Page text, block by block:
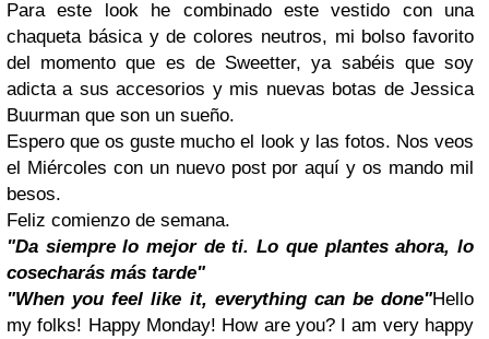
Para este look he combinado este vestido con una
chaqueta básica y de colores neutros, mi bolso favorito
del momento que es de Sweetter, ya sabéis que soy
adicta a sus accesorios y mis nuevas botas de Jessica
Buurman que son un sueño.
Espero que os guste mucho el look y las fotos. Nos veos
el Miércoles con un nuevo post por aquí y os mando mil
besos.
Feliz comienzo de semana.
"Da siempre lo mejor de ti. Lo que plantes ahora, lo
cosecharás más tarde"
"When you feel like it, everything can be done"Hello
my folks! Happy Monday! How are you? I am very happy